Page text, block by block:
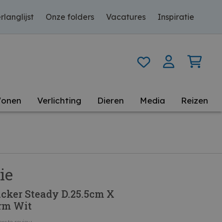
Onze folders Vacatures Inspiratie
Verlichting Dieren Media Reizen
Steady D.25.5cm X
Wit